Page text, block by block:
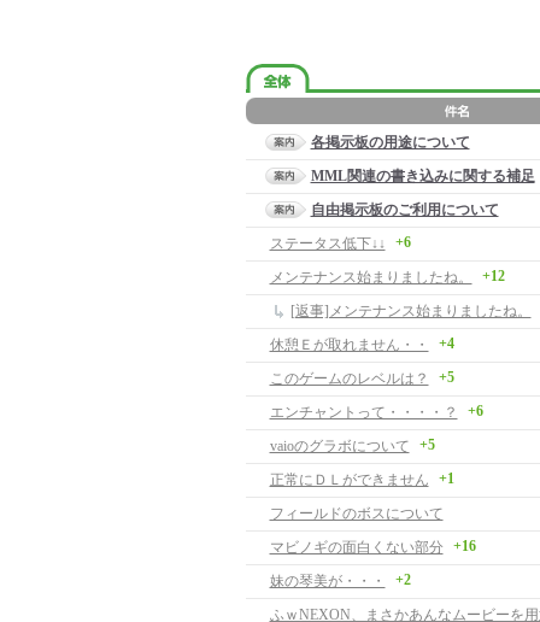
各掲示板の用途について
MML関連の書き込みに関する補足
自由掲示板のご利用について
ステータス低下↓↓
+6
メンテナンス始まりましたね。 +12
[返事]メンテナンス始まりましたね。
休憩Ｅが取れません・・
+4
このゲームのレベルは？ +5
エンチャントって・・・・？ +6
vaioのグラボについて +5
正常にＤＬができません +1
フィールドのボスについて
マビノギの面白くない部分
+16
妹の琴美が・・・ +2